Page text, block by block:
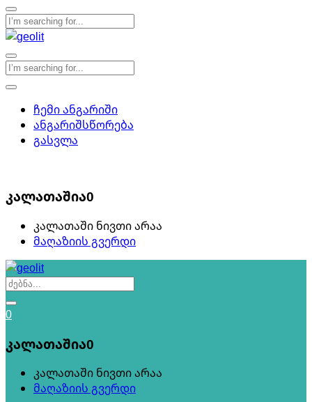
ჩემი ანგარიში
ანგარიშსწორება
გასვლა
კალათაშია0
კალათაში ნივთი არაა
მაღაზიის გვერდი
0
კალათაშია0
კალათაში ნივთი არაა
მაღაზიის გვერდი